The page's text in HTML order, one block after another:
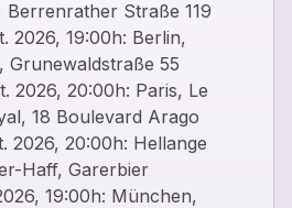
Straße 119
2026, 19:00h: Berlin,
Grunewaldstraße 55
2026, 20:00h: Paris, Le
18 Boulevard Arago
2026, 20:00h: Hellange
Haff, Garerbier
19:00h: München,